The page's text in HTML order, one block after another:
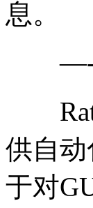
息。
—-＞
供自
于对